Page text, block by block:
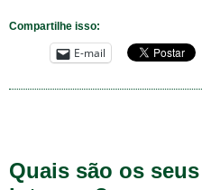
Compartilhe isso:
E-mail
Quais são os